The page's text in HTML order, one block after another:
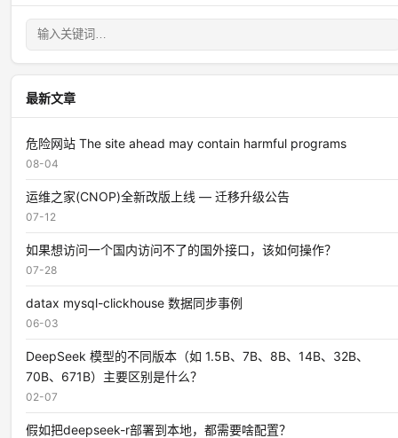
最新文章
危险网站 The site ahead may contain harmful programs
08-04
运维之家(CNOP)全新改版上线 — 迁移升级公告
07-12
如果想访问一个国内访问不了的国外接口，该如何操作？
07-28
datax mysql-clickhouse 数据同步事例
06-03
DeepSeek 模型的不同版本（如 1.5B、7B、8B、14B、32B、
70B、671B）主要区别是什么？
02-07
假如把deepseek-r部署到本地，都需要啥配置？